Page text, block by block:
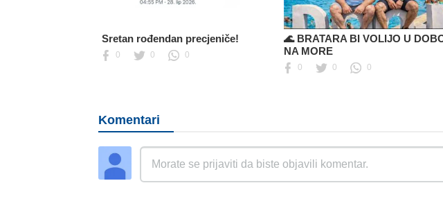
Sretan rođendan precjeniče!
0 0 0
🌊 BRATARA BI VOLIJO U
NA MORE
0 0 0
Komentari